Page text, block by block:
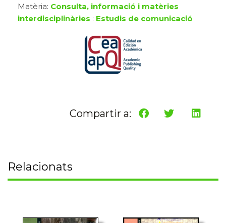
Matèria: Consulta, informació i matèries
interdisciplinàries : Estudis de comunicació
Compartir a:
Relacionats